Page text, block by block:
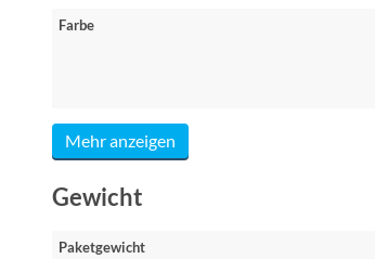
Farbe
Mehr anzeigen
Gewicht
Paketgewicht